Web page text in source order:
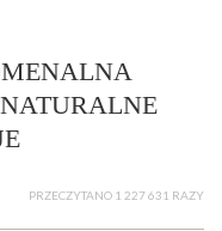
PRZECZYTANO 1 227 631 RAZY